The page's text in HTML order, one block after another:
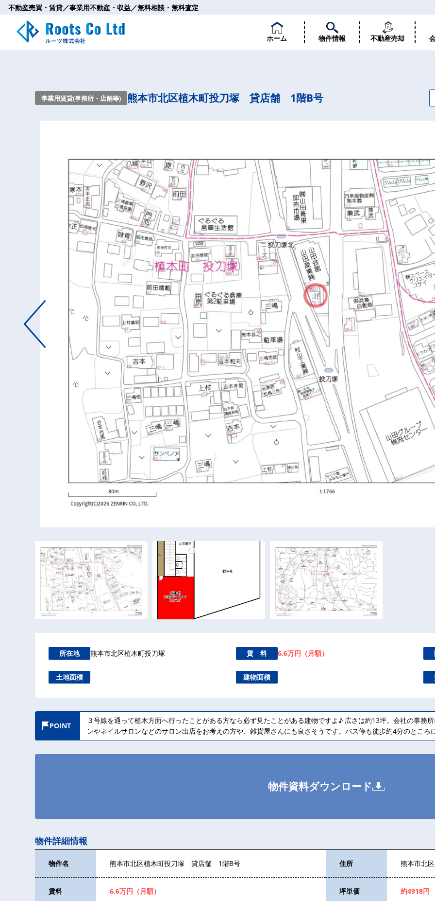
不動産売買・賃貸／事業用不動産・収益／無料相談・無料査定
ホーム 物件情報 不動産売却
事業用賃貸(事務所・店舗等) 熊本市北区植木町投刀塚 貸店舗 1階B号
所在地 熊本市北区植木町投刀塚 賃 料 6,6万円（月額）
土地面積 建物面積
POINT
３号線を通って植木方面へ行ったことがある方なら必ず見たことがある建物ですよ♪ 広さは約13坪。会社の事務
ンやネイルサロンなどのサロン出店をお考えの方や、雑貨屋さんにも良さそうです。バス停も徒歩約4分のとこ
物件資料ダウンロード
物件詳細情報
物件名 熊本市北区植木町投刀塚 貸店舗 1階B号 住所 熊本市北
賃料 6,6万円（月額） 坪単価 約4918円